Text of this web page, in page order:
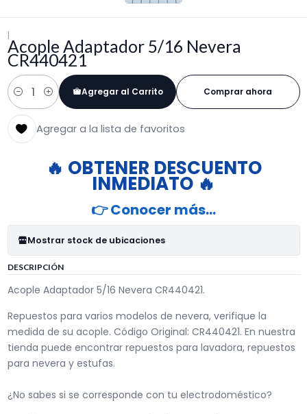
|
Acople Adaptador 5/16 Nevera
CR440421
Cantidad
Agregar al Carrito Comprar ahora
Agregar a la lista de favoritos
🔥 OBTENER DESCUENTO
INMEDIATO 🔥
👉 Conocer más…
Mostrar stock de ubicaciones
DESCRIPCIÓN
Acople Adaptador 5/16 Nevera CR440421.
Repuestos para varios modelos de nevera, verifique la
medida de su acople. Código Original: CR440421. En nuestra
tienda puede encontrar repuestos para lavadora, repuestos
para nevera y estufas.
¿No sabes si se corresponde con tu electrodoméstico?